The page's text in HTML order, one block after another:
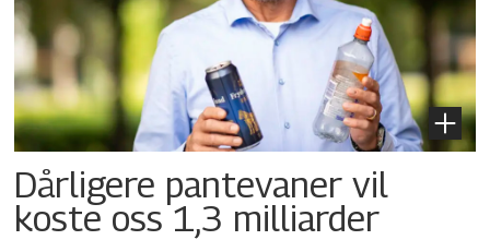
Dårligere pantevaner vil
koste oss 1,3 milliarder